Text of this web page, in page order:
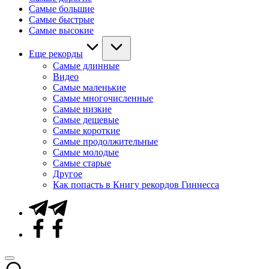
Самые большие
Самые быстрые
Самые высокие
Еще рекорды
Самые длинные
Видео
Самые маленькие
Самые многочисленные
Самые низкие
Самые дешевые
Самые короткие
Самые продолжительные
Самые молодые
Самые старые
Другое
Как попасть в Книгу рекордов Гиннесса
Telegram
Facebook